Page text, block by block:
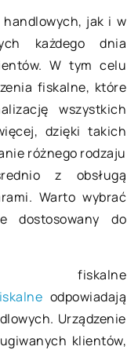
jak i w
każdego dnia
W tym celu
fiskalne, które
wszystkich
dzięki takich
różnego rodzaju
z obsługą
Warto wybrać
dostosowany do
fiskalne
odpowiadają
Urządzenie
klientów,